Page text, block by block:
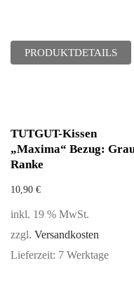
PRODUKTDETAILS
TUTGUT-Kissen
„Maxima“ Bezug:
Ranke
10,90 €
inkl. 19 % MwSt.
zzgl. Versandkosten
Lieferzeit: 7 Werktage